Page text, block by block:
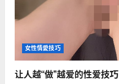
女性情愛技巧
让人越“做”越爱的性爱技巧